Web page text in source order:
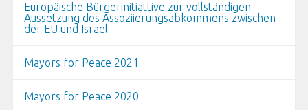
Europäische Bürgerinitiattive zur vollständigen
Aussetzung des Assoziierungsabkommens zwischen
der EU und Israel
Mayors for Peace 2021
Mayors for Peace 2020